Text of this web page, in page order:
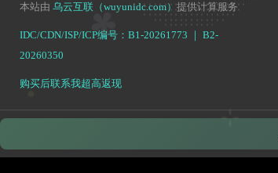
本站由 乌云互联（wuyunidc.com）提供计算服务
IDC/CDN/ISP/ICP编号：B1-20261773 ｜ B2-
20260350
购买后联系我超高返现